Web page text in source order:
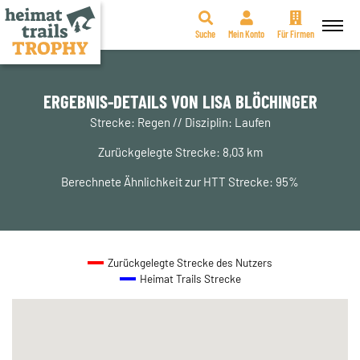
Zum
springen
Suche Mein Konto Für Firmen
ERGEBNIS-DETAILS VON LISA BLÖCHINGER
Strecke: Regen // Disziplin: Laufen
Zurückgelegte Strecke: 8,03 km
Berechnete Ähnlichkeit zur HTT Strecke: 95%
Zurückgelegte Strecke des Nutzers
Heimat Trails Strecke